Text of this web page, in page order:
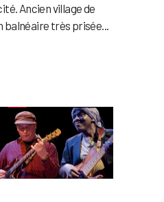
Ancien village de
très prisée...